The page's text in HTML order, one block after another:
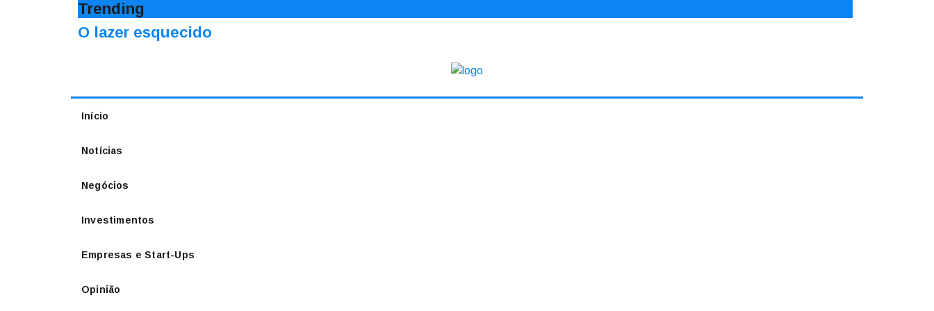
Trending
O lazer esquecido
Início
Notícias
Negócios
Investimentos
Empresas e Start-Ups
Opinião